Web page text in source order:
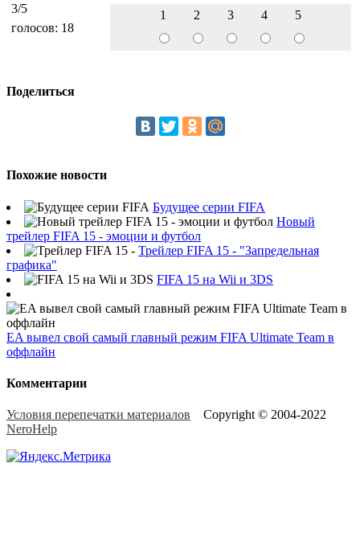
3/5
голосов: 18
1
2 3 4 5
Поделиться
Похожие новости
Будущее серии FIFA
Новый
трейлер FIFA 15 - эмоции и футбол
Трейлер FIFA 15 - "Запредельная
графика"
FIFA 15 на Wii и 3DS
EA вывел свой самый главный режим FIFA Ultimate Team в
оффлайн
Комментарии
Условия перепечатки материалов Copyright © 2004-2022
NeroHelp